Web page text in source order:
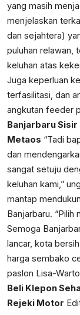
yang masih
menjelaskan
dan sejahtera)
puluhan relawan,
keluhan atas
Juga keperluan
terfasilitasi, dan
angkutan feeder
Banjarbaru Sisir
Metaos “Tadi
dan
sangat setuju
keluhan kami,”
mantap
Banjarbaru. “Pilih
Semoga
lancar, kota
harga sembako
paslon Lisa-
Beli Klepon
Rejeki Motor